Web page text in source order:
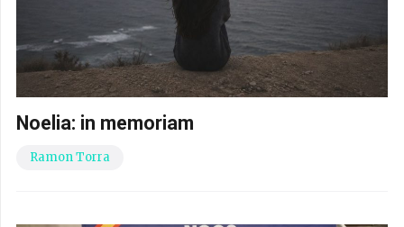
Noelia: in memoriam
Ramon Torra